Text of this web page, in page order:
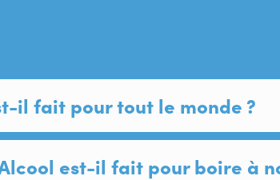
il fait pour tout le monde ?
est-il fait pour boire à